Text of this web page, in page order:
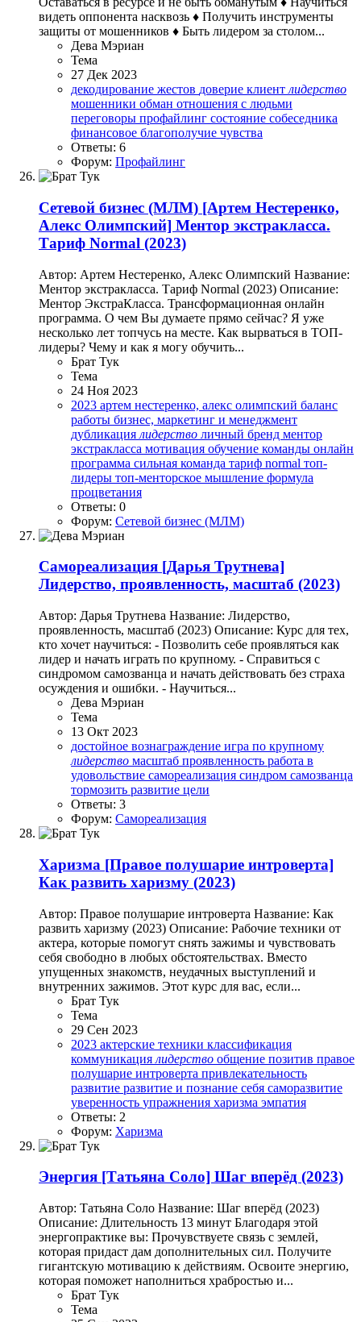
видеть оппонента насквозь ♦ Получить инструменты
защиты от мошенников ♦ Быть лидером за столом...
Дева Мэриан
Тема
27 Дек 2023
декодирование жестов доверие клиент лидерство
мошенники обман отношения с людьми
переговоры профайлинг состояние собеседника
финансовое благополучие чувства
Ответы: 6
Форум: Профайлинг
Сетевой бизнес (МЛМ) [Артем Нестеренко,
Алекс Олимпский] Ментор экстракласса.
Тариф Normal (2023)
Автор: Артем Нестеренко, Алекс Олимпский Название:
Ментор экстракласса. Тариф Normal (2023) Описание:
Ментор ЭкстраКласса. Трансформационная онлайн
программа. О чем Вы думаете прямо сейчас? Я уже
несколько лет топчусь на месте. Как вырваться в ТОП-
лидеры? Чему и как я могу обучить...
Брат Тук
Тема
24 Ноя 2023
2023 артем нестеренко, алекс олимпский баланс
работы бизнес, маркетинг и менеджмент
дубликация лидерство личный бренд ментор
экстракласса мотивация обучение команды онлайн
программа сильная команда тариф normal топ-
лидеры топ-менторское мышление формула
процветания
Ответы: 0
Форум: Сетевой бизнес (МЛМ)
Самореализация [Дарья Трутнева]
Лидерство, проявленность, масштаб (2023)
Автор: Дарья Трутнева Название: Лидерство,
проявленность, масштаб (2023) Описание: Курс для тех,
кто хочет научиться: - Позволить себе проявляться как
лидер и начать играть по крупному. - Справиться с
синдромом самозванца и начать действовать без страха
осуждения и ошибки. - Научиться...
Дева Мэриан
Тема
13 Окт 2023
достойное вознаграждение игра по крупному
лидерство масштаб проявленность работа в
удовольствие самореализация синдром самозванца
тормозить развитие цели
Ответы: 3
Форум: Самореализация
Харизма [Правое полушарие интроверта]
Как развить харизму (2023)
Автор: Правое полушарие интроверта Название: Как
развить харизму (2023) Описание: Рабочие техники от
актера, которые помогут снять зажимы и чувствовать
себя свободно в любых обстоятельствах. Вместо
упущенных знакомств, неудачных выступлений и
внутренних зажимов. Этот курс для вас, если...
Брат Тук
Тема
29 Сен 2023
2023 актерские техники классификация
коммуникация лидерство общение позитив правое
полушарие интроверта привлекательность
развитие развитие и познание себя саморазвитие
уверенность упражнения харизма эмпатия
Ответы: 2
Форум: Харизма
Энергия [Татьяна Соло] Шаг вперёд (2023)
Автор: Татьяна Соло Название: Шаг вперёд (2023)
Описание: Длительность 13 минут Благодаря этой
энергопрактике вы: Прочувствуете связь с землей,
которая придаст дам дополнительных сил. Получите
гигантскую мотивацию к действиям. Освоите энергию,
которая поможет наполниться храбростью и...
Брат Тук
Тема